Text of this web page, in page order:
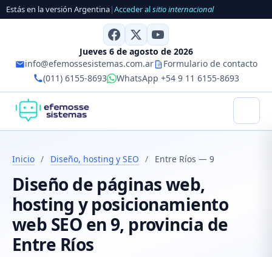
Estás en la versión Argentina|Acceder alsitio internacional
Jueves 6 de agosto de 2026
info@efemossesistemas.com.ar
Formulario de contacto
(011) 6155-8693
WhatsApp +54 9 11 6155-8693
Inicio / Diseño, hosting y SEO / Entre Ríos — 9
Diseño de páginas web,
hosting y posicionamiento
web SEO en 9, provincia de
Entre Ríos